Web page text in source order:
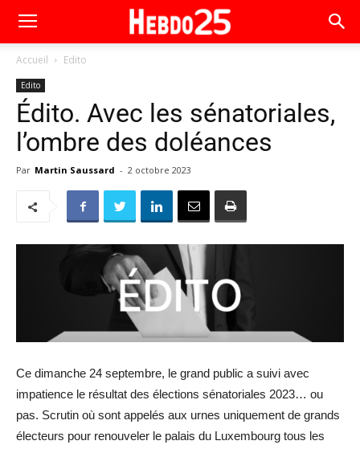
Accueil Edito
Edito
Édito. Avec les sénatoriales,
l’ombre des doléances
Par Martin Saussard - 2 octobre 2023
Ce dimanche 24 septembre, le grand public a suivi avec
impatience le résultat des élections sénatoriales 2023… ou
pas. Scrutin où sont appelés aux urnes uniquement de grands
électeurs pour renouveler le palais du Luxembourg tous les